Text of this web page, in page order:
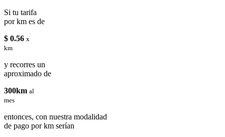
Si tu tarifa
por km es de
$ 0.56 x
km
y recorres un
aproximado de
300km al
mes
entonces, con nuestra modalidad
de pago por km serían